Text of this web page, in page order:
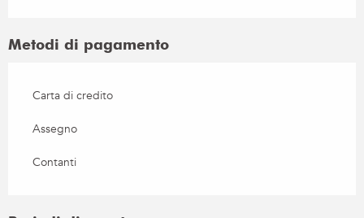
Metodi di pagamento
Carta di credito
Assegno
Contanti